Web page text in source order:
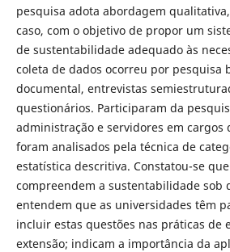
pesquisa adota abordagem
caso, com o objetivo de propor um
de sustentabilidade adequado às
coleta de dados ocorreu por pesquisa
documental, entrevistas
questionários. Participaram da
administração e servidores em cargos
foram analisados pela técnica de
estatística descritiva. Constatou-se
compreendem a sustentabilidade sob
entendem que as universidades têm
incluir estas questões nas práticas de
extensão; indicam a importância da